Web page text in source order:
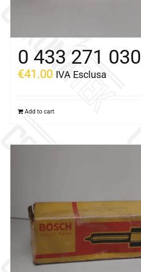
0 433 271 030
€41.00 IVA Esclusa
Add to cart